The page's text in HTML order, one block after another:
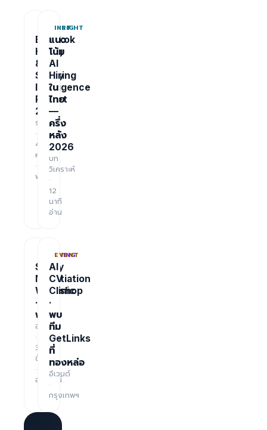
REPORT
Bangkok
Hiring
&
Salary
Intelligence
Report
2026
รายงาน
·
48
หน้า
·
ฟรี
INSIGHT
แนว
โน้ม
AI
Hiring
ใน
ไทย
—
ครึ่ง
หลัง
2026
บท
วิเคราะห์
·
12
นาที
อ่าน
TRAINING
Salary
Negotiation
Workshop
·
ฟรี
อบรม
·
3
ชั่วโมง
·
ออนไลน์
EVENT
AI
CV
Clinic
·
พบ
ทีม
GetLinks
ที่
ทองหล่อ
อีเวนต์
·
กรุงเทพฯ